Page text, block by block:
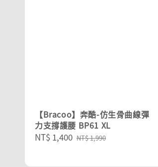
【Bracoo】奔酷-仿生骨曲線彈
力支撐護腰 BP61 XL
Sale
NT$ 1,400 Regular
NT$ 1,990